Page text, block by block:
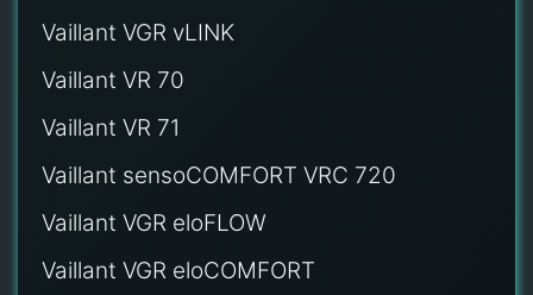
Vaillant VGR vLINK
Vaillant VR 70
Vaillant VR 71
Vaillant sensoCOMFORT VRC 720
Vaillant VGR eloFLOW
Vaillant VGR eloCOMFORT